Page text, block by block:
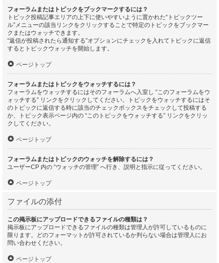
フォーラムまたはトピックをブックマークするには？
トピック投稿記事エリアの上下に使いやすいように置かれた“トピックツー
ル”メニューの該当リンクをクリックすることで特定のトピックをブックマー
クまたはウォッチできます。
“返信が投稿されたら通知する”オプションにチェックを入れてトピックに返信
するとトピックウォッチを開始します。
ページトップ
フォーラムまたはトピックをウォッチするには？
フォーラムをウォッチするにはそのフォーラムへ入室し “このフォーラムをウ
ォッチする” リンクをクリックしてください。トピックをウォッチするにはそ
のトピックに返信する時に該当のチェックボックスをチェックして投稿する
か、トピック表示ページ内の “このトピックをウォッチする” リンクをクリッ
クしてください。
ページトップ
フォーラムまたはトピックのウォッチを解除するには？
ユーザーCP 内の “ウォッチの管理” へ行き、説明と指示に従ってください。
ページトップ
ファイルの添付
この掲示板にアップロードできるファイルの種類は？
掲示板にアップロードできるファイルの種類は管理人が許可しているものに
限ります。どのフォーマットが許可されているか判らない場合は管理人にお
問い合わせください。
ページトップ